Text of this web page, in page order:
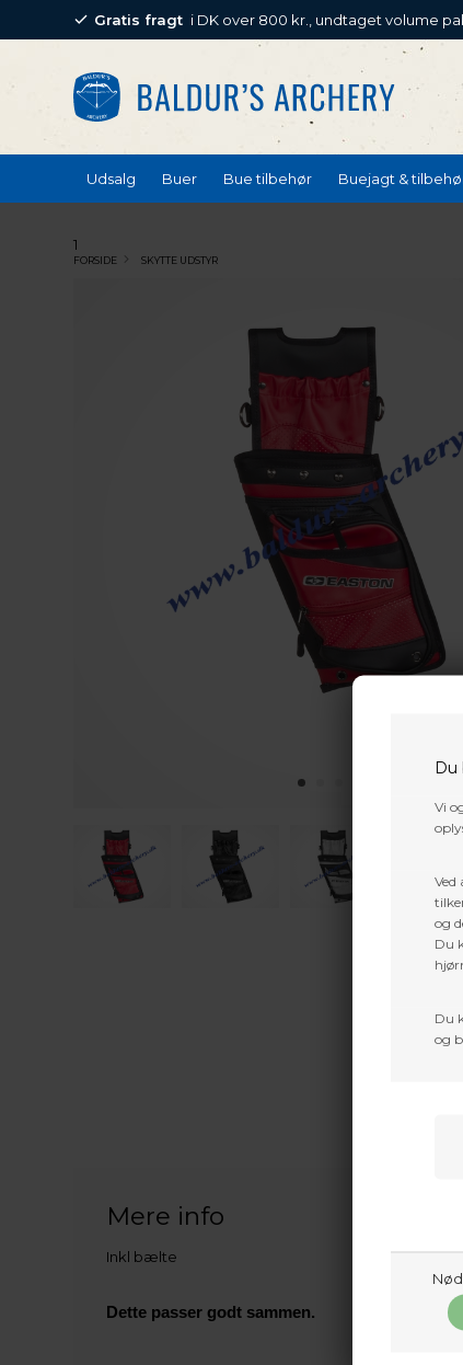
Du
Vi
Ved
og
Du
Du
og
Gratis fragt i DK over 800 kr., undtaget volume
Udsalg Buer Bue tilbehør Buejagt &
1
FORSIDE SKYTTE UDSTYR
Mere info
Inkl bælte
Dette passer godt sammen.